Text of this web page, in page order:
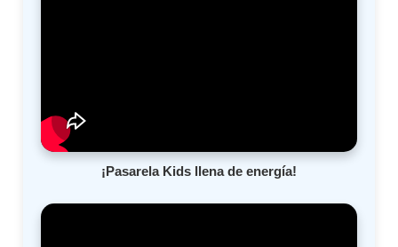
¡Pasarela Kids llena de energía!